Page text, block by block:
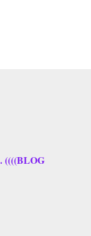
((((BLOG